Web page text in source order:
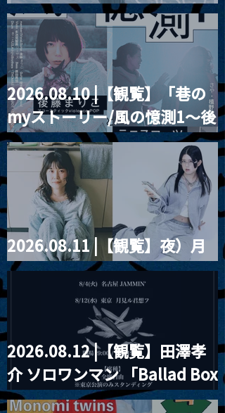
Blurred City Lights × 17歳
とベルリンの壁
2026.08.10 |【観覧】「巷の
myストーリー/風の憶測1～後
藤まりこアコースティック
violence POPとテニスコー
ツ」
2026.08.11 |【観覧】夜）月
見ル君想フpre. Sugar Shock
2026.08.12 |【観覧】田澤孝
介 ソロワンマン 「Ballad Box
2026」